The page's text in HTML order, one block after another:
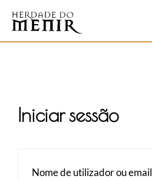
main
para
o Herdade
Alentejo
Iniciar sessão
Nome de utilizador ou email